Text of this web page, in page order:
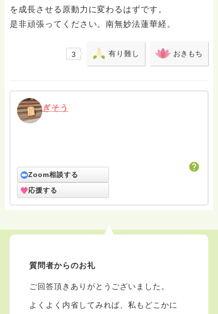
を成長させる原動力に変わるはずです。
是非頑張ってください。南無妙法蓮華経。
3 有り難し おきもち
ぎそう
Zoom相談する
応援する
質問者からのお礼
ご回答頂きありがとうございました。
よくよく内省してみれば、私もどこかに